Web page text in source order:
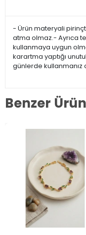
- Ürün materyali
atma olmaz.- Ayrıca
kullanmaya uygun
karartma yaptığı
günlerde kullanmanız
Benzer